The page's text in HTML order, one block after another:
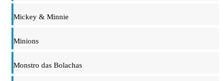
Mickey & Minnie
Minions
Monstro das Bolachas